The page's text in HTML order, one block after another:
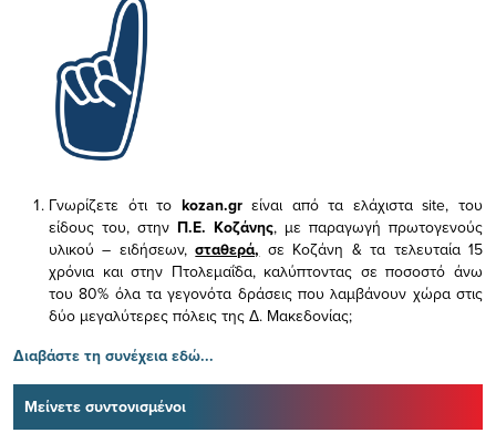
Γνωρίζετε ότι το kozan.gr είναι από τα ελάχισταsite, του
είδους του, στην Π.Ε. Κοζάνης, με παραγωγή πρωτογενούς
υλικού – ειδήσεων,σταθερά, σε Κοζάνη & τα τελευταία 15
χρόνια και στην Πτολεμαΐδα, καλύπτοντας σε ποσοστό άνω
του 80% όλα τα γεγονότα δράσεις που λαμβάνουν χώρα στις
δύο μεγαλύτερες πόλεις της Δ. Μακεδονίας;
Διαβάστε τη συνέχεια εδώ...
Μείνετε συντονισμένοι